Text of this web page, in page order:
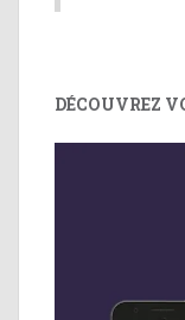
DÉCOUVREZ